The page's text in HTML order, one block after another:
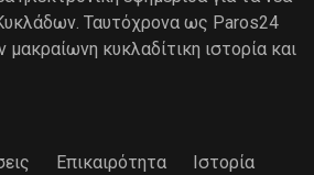
Ταυτόχρονα ως Paros24
κυκλαδίτικη ιστορία και
Επικαιρότητα
Ιστορία